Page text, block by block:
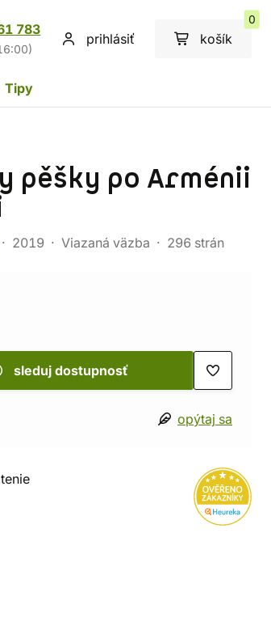
783
prihlásiť košík
0
Tipy
pěšky po Arménii
2019 Viazaná väzba 296 strán
sleduj dostupnosť
opýtaj sa